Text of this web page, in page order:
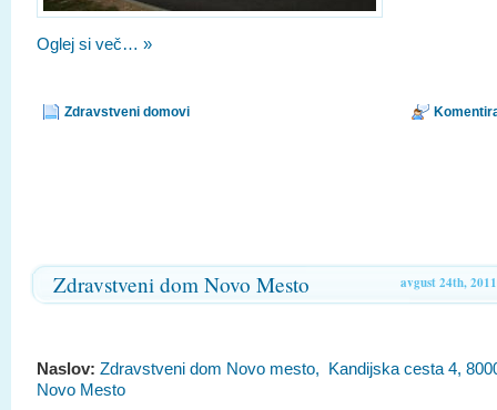
Oglej si več… »
Zdravstveni domovi
avgust 24th, 2011
Zdravstveni dom Novo Mesto
Naslov: Zdravstveni dom Novo mesto, Kandijska cesta 4,
Novo Mesto